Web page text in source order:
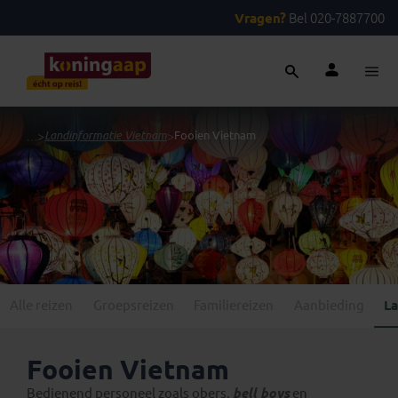
Vragen? Bel 020-7887700
> Landinformatie Vietnam>Fooien Vietnam
Fooien Vietnam
Bedienend personeel zoals obers, bell boys en